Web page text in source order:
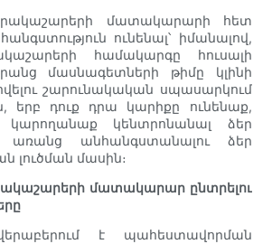
մատակարարի հետ
ունենալ՝ իմանալով,
համակարգը հուսալի
մասնագետների թիմը կլինի
շարունակական սպասարկում
երբ դուք դրա կարիքը ունենաք,
կարողանաք կենտրոնանալ ձեր
առանց անհանգստանալու ձեր
լուծման մասին։
մատակարար ընտրելու
է պահեստավորման